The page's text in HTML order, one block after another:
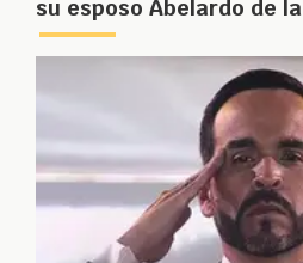
su esposo Abelardo de